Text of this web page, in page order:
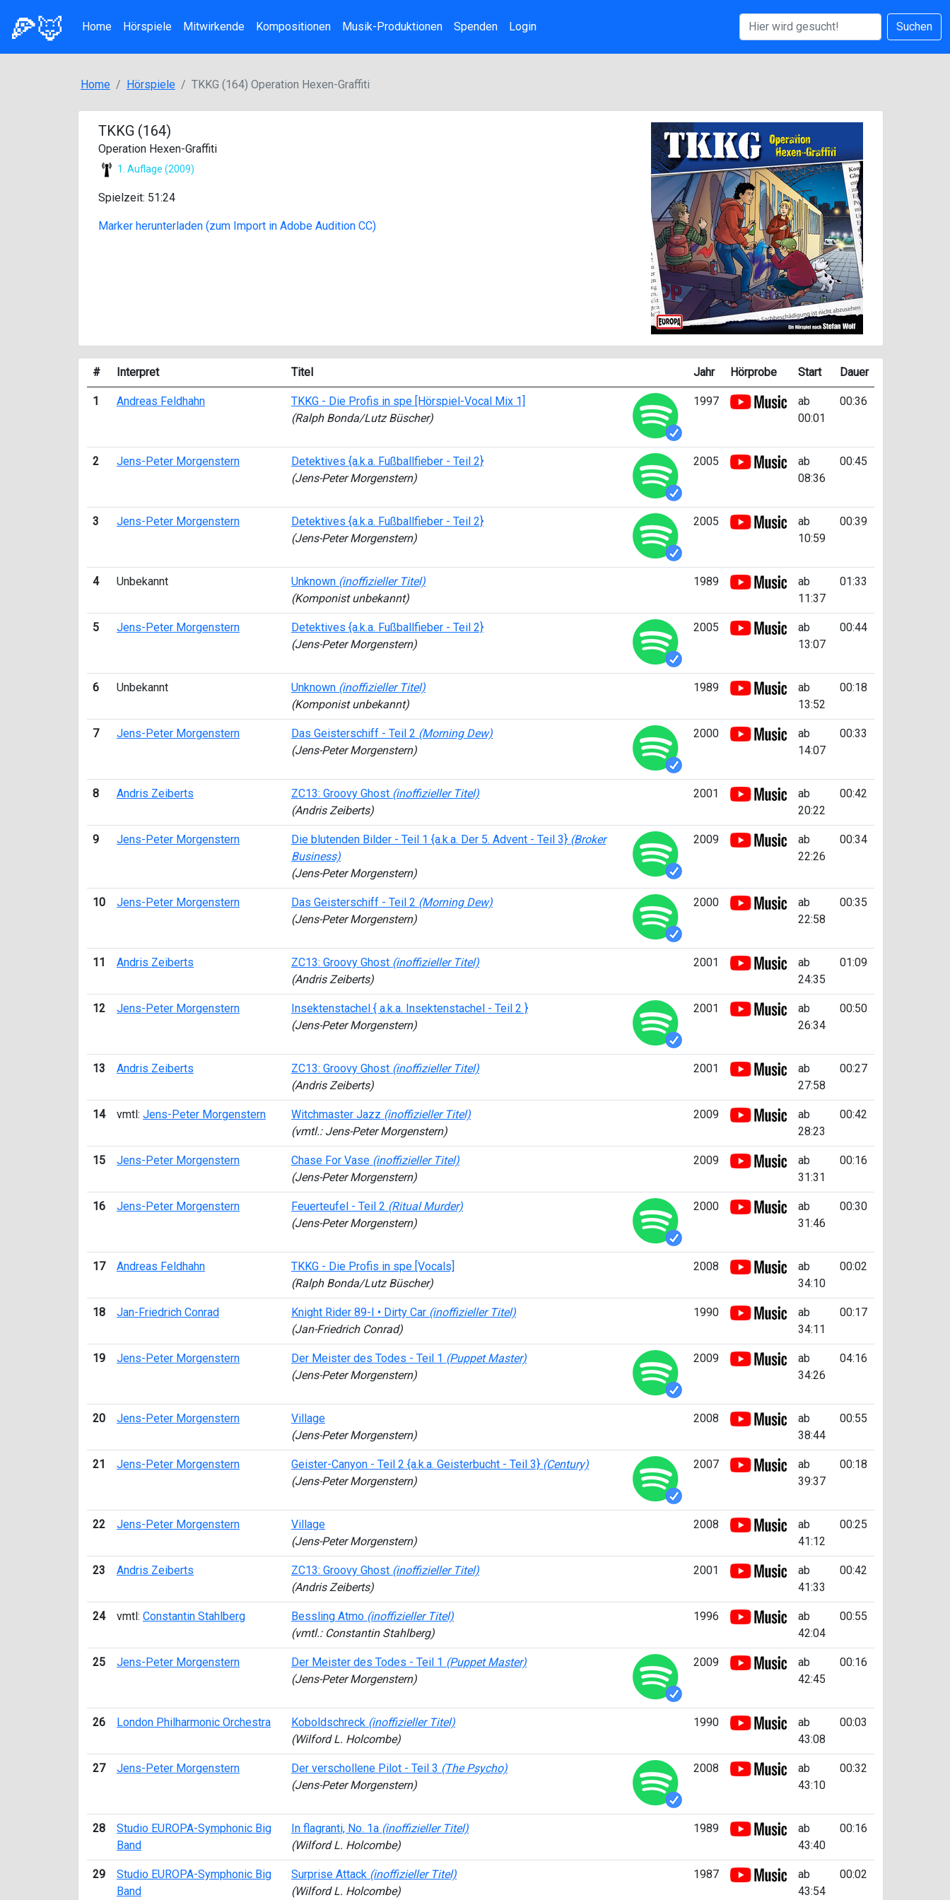
🍕🦊 Home Hörspiele Mitwirkende Kompositionen Musik-Produktionen Spenden Login Suchen
Home Hörspiele TKKG (164) Operation Hexen-Graffiti
TKKG (164)
Operation Hexen-Graffiti
1. Auflage (2009)
Spielzeit: 51:24
Marker herunterladen (zum Import in Adobe Audition CC)
# Interpret Titel Jahr Hörprobe Start Dauer
1 Andreas Feldhahn
TKKG - Die Profis in spe [Hörspiel-Vocal Mix 1]
(Ralph Bonda/Lutz Büscher)
1997
ab
00:01
00:36
2 Jens-Peter Morgenstern
Detektives {a.k.a. Fußballfieber - Teil 2}
(Jens-Peter Morgenstern)
2005
ab
08:36
00:45
3 Jens-Peter Morgenstern
Detektives {a.k.a. Fußballfieber - Teil 2}
(Jens-Peter Morgenstern)
2005
ab
10:59
00:39
4 Unbekannt Unknown (inoffizieller Titel)
(Komponist unbekannt)
1989
ab
11:37
01:33
5 Jens-Peter Morgenstern
Detektives {a.k.a. Fußballfieber - Teil 2}
(Jens-Peter Morgenstern)
2005
ab
13:07
00:44
6 Unbekannt Unknown (inoffizieller Titel)
(Komponist unbekannt)
1989
ab
13:52
00:18
7 Jens-Peter Morgenstern Das Geisterschiff - Teil 2 (Morning Dew)
(Jens-Peter Morgenstern)
2000
ab
14:07
00:33
8 Andris Zeiberts ZC13: Groovy Ghost (inoffizieller Titel)
(Andris Zeiberts)
2001
ab
20:22
00:42
9 Jens-Peter Morgenstern Die blutenden Bilder - Teil 1 {a.k.a. Der 5. Advent - Teil 3} (Broker
Business)
(Jens-Peter Morgenstern)
2009
ab
22:26
00:34
10 Jens-Peter Morgenstern Das Geisterschiff - Teil 2 (Morning Dew)
(Jens-Peter Morgenstern)
2000
ab
22:58
00:35
11 Andris Zeiberts ZC13: Groovy Ghost (inoffizieller Titel)
(Andris Zeiberts)
2001
ab
24:35
01:09
12 Jens-Peter Morgenstern
Insektenstachel { a.k.a. Insektenstachel - Teil 2 }
(Jens-Peter Morgenstern)
2001
ab
26:34
00:50
13 Andris Zeiberts ZC13: Groovy Ghost (inoffizieller Titel)
(Andris Zeiberts)
2001
ab
27:58
00:27
14 vmtl: Jens-Peter Morgenstern Witchmaster Jazz (inoffizieller Titel)
(vmtl.: Jens-Peter Morgenstern)
2009
ab
28:23
00:42
15 Jens-Peter Morgenstern Chase For Vase (inoffizieller Titel)
(Jens-Peter Morgenstern)
2009
ab
31:31
00:16
16 Jens-Peter Morgenstern Feuerteufel - Teil 2 (Ritual Murder)
(Jens-Peter Morgenstern)
2000
ab
31:46
00:30
17 Andreas Feldhahn
TKKG - Die Profis in spe [Vocals]
(Ralph Bonda/Lutz Büscher)
2008
ab
34:10
00:02
18 Jan-Friedrich Conrad Knight Rider 89-I • Dirty Car (inoffizieller Titel)
(Jan-Friedrich Conrad)
1990
ab
34:11
00:17
19 Jens-Peter Morgenstern Der Meister des Todes - Teil 1 (Puppet Master)
(Jens-Peter Morgenstern)
2009
ab
34:26
04:16
20 Jens-Peter Morgenstern
Village
(Jens-Peter Morgenstern)
2008
ab
38:44
00:55
21 Jens-Peter Morgenstern Geister-Canyon - Teil 2 {a.k.a. Geisterbucht - Teil 3} (Century)
(Jens-Peter Morgenstern)
2007
ab
39:37
00:18
22 Jens-Peter Morgenstern
Village
(Jens-Peter Morgenstern)
2008
ab
41:12
00:25
23 Andris Zeiberts ZC13: Groovy Ghost (inoffizieller Titel)
(Andris Zeiberts)
2001
ab
41:33
00:42
24 vmtl: Constantin Stahlberg Bessling Atmo (inoffizieller Titel)
(vmtl.: Constantin Stahlberg)
1996
ab
42:04
00:55
25 Jens-Peter Morgenstern Der Meister des Todes - Teil 1 (Puppet Master)
(Jens-Peter Morgenstern)
2009
ab
42:45
00:16
26 London Philharmonic Orchestra Koboldschreck (inoffizieller Titel)
(Wilford L. Holcombe)
1990
ab
43:08
00:03
27 Jens-Peter Morgenstern Der verschollene Pilot - Teil 3 (The Psycho)
(Jens-Peter Morgenstern)
2008
ab
43:10
00:32
28
Studio EUROPA-Symphonic Big
Band
In flagranti, No. 1a (inoffizieller Titel)
(Wilford L. Holcombe)
1989
ab
43:40
00:16
29
Studio EUROPA-Symphonic Big
Band
Surprise Attack (inoffizieller Titel)
(Wilford L. Holcombe)
1987
ab
43:54
00:02